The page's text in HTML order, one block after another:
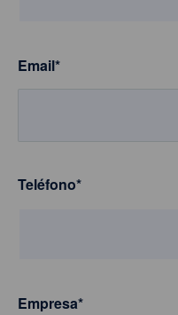
Email*
Teléfono*
Empresa*